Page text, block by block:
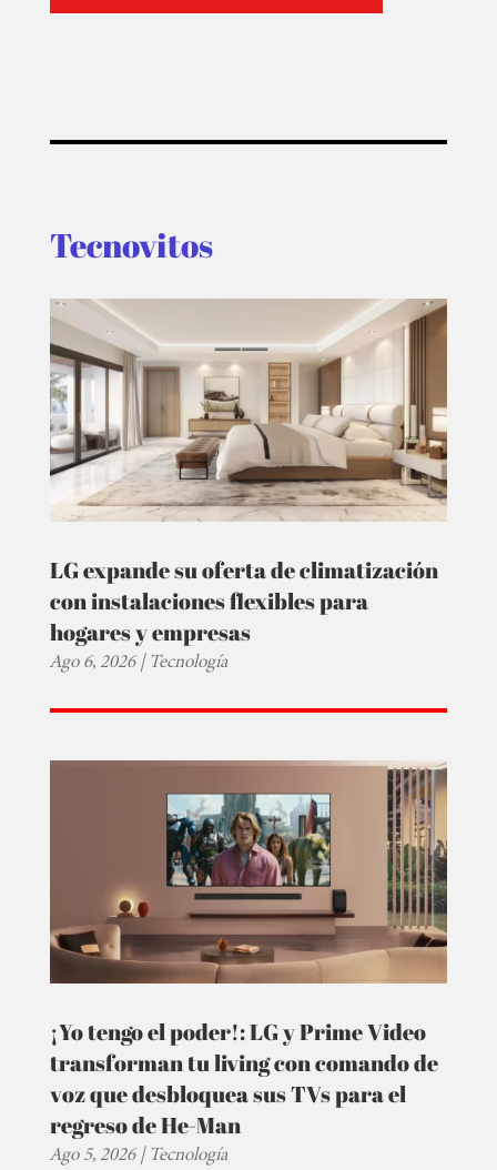
Tecnovitos
LG expande su oferta de climatización
con instalaciones flexibles para
hogares y empresas
Ago 6, 2026|Tecnología
¡Yo tengo el poder!: LG y Prime Video
transforman tu living con comando de
voz que desbloquea sus TVs para el
regreso de He-Man
Ago 5, 2026|Tecnología